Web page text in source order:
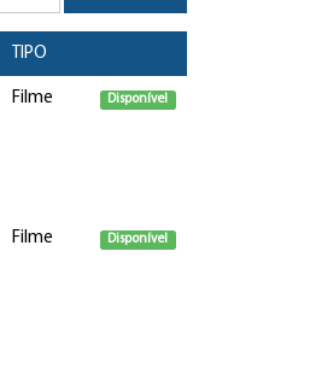
TIPO
Filme Disponível
Filme Disponível